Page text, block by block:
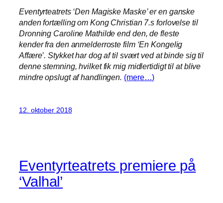
Eventyrteatrets ‘Den Magiske Maske’ er en ganske
anden fortælling om Kong Christian 7.s forlovelse til
Dronning Caroline Mathilde end den, de fleste
kender fra den anmelderroste film ‘En Kongelig
Affære’. Stykket har dog af til svært ved at binde sig til
denne stemning, hvilket fik mig midlertidigt til at blive
mindre opslugt af handlingen. (mere…)
12. oktober 2018
Eventyrteatrets premiere på
‘Valhal’